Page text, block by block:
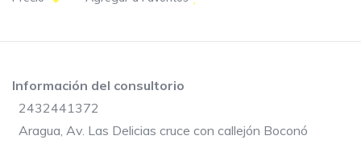
Información del consultorio
2432441372
Aragua, Av. Las Delicias cruce con callejón Boconó